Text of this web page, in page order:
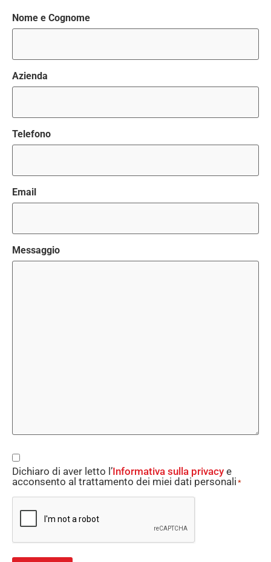
Nome e Cognome
Azienda
Telefono
Email
Messaggio
Consent
*
Dichiaro di aver letto l’Informativa sulla privacy e
acconsento al trattamento dei miei dati personali *
CAPTCHA